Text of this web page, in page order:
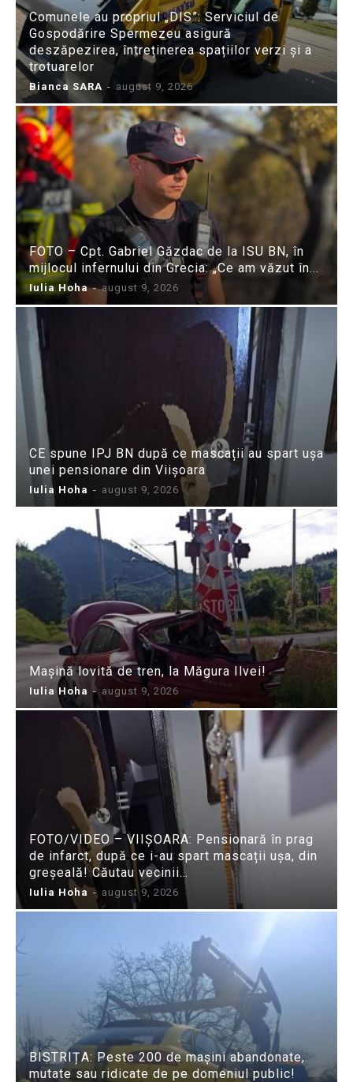
Comunele au propriul „DIS”: Serviciul de
Gospodărire Spermezeu asigură
deszăpezirea, întreținerea spațiilor verzi și a
trotuarelor
Bianca SARA - august 9, 2026
FOTO – Cpt. Gabriel Găzdac de la ISU BN, în
mijlocul infernului din Grecia: „Ce am văzut în...
Iulia Hoha - august 9, 2026
CE spune IPJ BN după ce mascații au spart ușa
unei pensionare din Viișoara
Iulia Hoha - august 9, 2026
Mașină lovită de tren, la Măgura Ilvei!
Iulia Hoha - august 9, 2026
FOTO/VIDEO – VIIȘOARA: Pensionară în prag
de infarct, după ce i-au spart mascații ușa, din
greșeală! Căutau vecinii…
Iulia Hoha - august 9, 2026
BISTRIȚA: Peste 200 de mașini abandonate,
mutate sau ridicate de pe domeniul public!